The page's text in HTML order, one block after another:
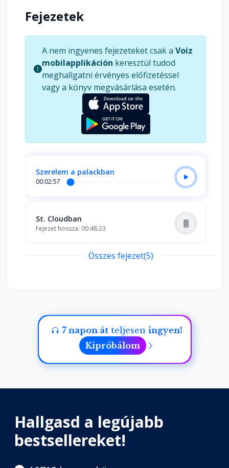
Fejezetek
A nem ingyenes fejezeteket csak a Voiz
mobilapplikáción keresztül tudod
meghallgatni érvényes előfizetéssel
vagy a könyv megvásárlása esetén.
Szerelem a palackban
00:02:57
St. Cloudban
Fejezet hossza: 00:48:23
Fejezet hossza: 00:39:24
Szerelem a palackban
Fejezet hossza: 00:30:58
Összes fejezet(5)
7 napon átteljesen ingyen!
Kipróbálom
Hallgasd a legújabb
bestsellereket!